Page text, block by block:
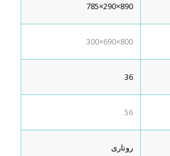
890×290×785
800×690×300
36
56
روتاری